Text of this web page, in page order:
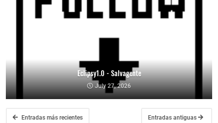
Eclipsy1.0 - Salvagente
July 27, 2026
Entradas más recientes Entradas antiguas